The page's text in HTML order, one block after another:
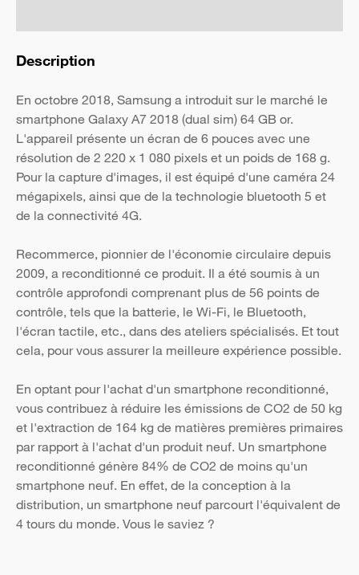
Description
En octobre 2018, Samsung a introduit sur le marché le
smartphone Galaxy A7 2018 (dual sim) 64 GB or.
L'appareil présente un écran de 6 pouces avec une
résolution de 2 220 x 1 080 pixels et un poids de 168 g.
Pour la capture d'images, il est équipé d'une caméra 24
mégapixels, ainsi que de la technologie bluetooth 5 et
de la connectivité 4G.
Recommerce, pionnier de l'économie circulaire depuis
2009, a reconditionné ce produit. Il a été soumis à un
contrôle approfondi comprenant plus de 56 points de
contrôle, tels que la batterie, le Wi-Fi, le Bluetooth,
l'écran tactile, etc., dans des ateliers spécialisés. Et tout
cela, pour vous assurer la meilleure expérience possible.
En optant pour l'achat d'un smartphone reconditionné,
vous contribuez à réduire les émissions de CO2 de 50 kg
et l'extraction de 164 kg de matières premières primaires
par rapport à l'achat d'un produit neuf. Un smartphone
reconditionné génère 84% de CO2 de moins qu'un
smartphone neuf. En effet, de la conception à la
distribution, un smartphone neuf parcourt l'équivalent de
4 tours du monde. Vous le saviez ?